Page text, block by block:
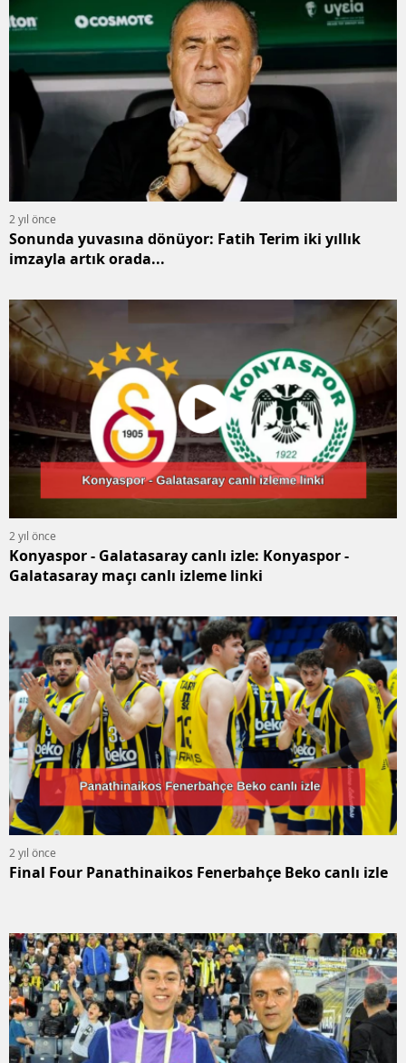
2 yıl önce
Sonunda yuvasına dönüyor: Fatih Terim iki yıllık
imzayla artık orada...
2 yıl önce
Konyaspor - Galatasaray canlı izle: Konyaspor -
Galatasaray maçı canlı izleme linki
2 yıl önce
Final Four Panathinaikos Fenerbahçe Beko canlı izle